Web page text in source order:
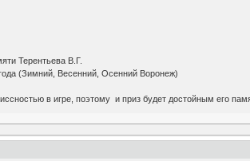
Терентьева В.Г.
(Зимний, Весенний, Осенний Воронеж)
в игре, поэтому и приз будет достойным его